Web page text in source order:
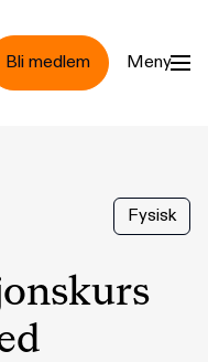
Bli medlem Meny
Fysisk